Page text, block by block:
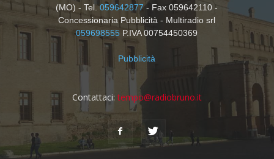
(MO) - Tel.059642877- Fax 059642110 -
Concessionaria Pubblicità - Multiradio srl
059698555 P.IVA 00754450369
Pubblicità
Contattaci: tempo@radiobruno.it